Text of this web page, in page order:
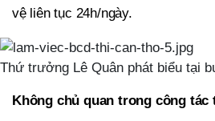
vệ liên tục 24h/ngày.
Thứ trưởng Lê Quân phát biểu tại
Không chủ quan trong công